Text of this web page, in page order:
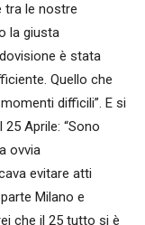
tra le nostre
la giusta
è stata
Quello che
difficili”. E si
Aprile: “Sono
ovvia
evitare atti
Milano e
che il 25 tutto si è